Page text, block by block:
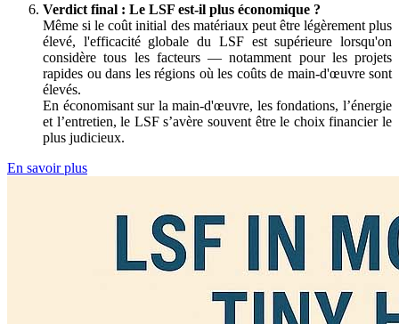
Verdict final : Le LSF est-il plus économique ?
Même si le coût initial des matériaux peut être légèrement plus
élevé, l'efficacité globale du LSF est supérieure lorsqu'on
considère tous les facteurs — notamment pour les projets
rapides ou dans les régions où les coûts de main-d'œuvre sont
élevés.
En économisant sur la main-d'œuvre, les fondations, l’énergie
et l’entretien, le LSF s’avère souvent être le choix financier le
plus judicieux.
En savoir plus